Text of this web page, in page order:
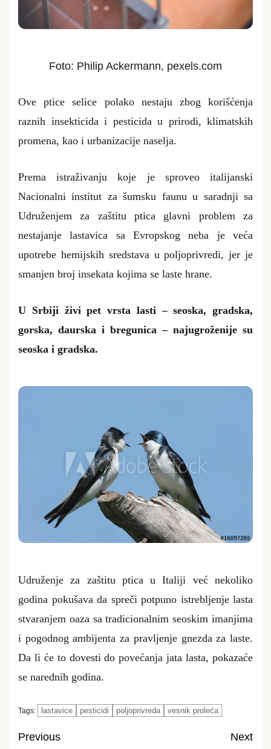
Foto: Philip Ackermann, pexels.com
Ove ptice selice polako nestaju zbog korišćenja
raznih insekticida i pesticida u prirodi, klimatskih
promena, kao i urbanizacije naselja.
Prema istraživanju koje je sproveo italijanski
Nacionalni institut za šumsku faunu u saradnji sa
Udruženjem za zaštitu ptica glavni problem za
nestajanje lastavica sa Evropskog neba je veća
upotrebe hemijskih sredstava u poljoprivredi, jer je
smanjen broj insekata kojima se laste hrane.
U Srbiji živi pet vrsta lasti – seoska, gradska,
gorska, daurska i bregunica – najugroženije su
seoska i gradska.
Udruženje za zaštitu ptica u Italiji već nekoliko
godina pokušava da spreči potpuno istrebljenje lasta
stvaranjem oaza sa tradicionalnim seoskim imanjima
i pogodnog ambijenta za pravljenje gnezda za laste.
Da li će to dovesti do povećanja jata lasta, pokazaće
se narednih godina.
Tags: lastavice pesticidi poljoprivreda vesnik proleća
Previous
Next